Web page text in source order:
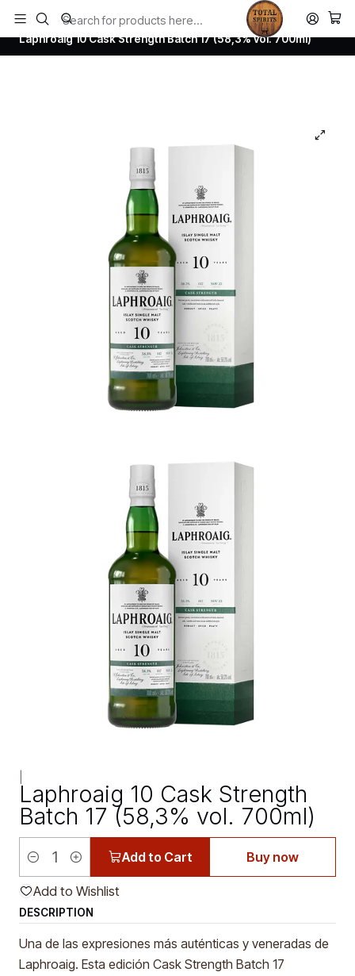
Todos los productos estan en stock. Despachamos a todo Chile.
Home Whisky
Scotch Whisky Islay
Laphroaig 10 Cask Strength Batch 17 (58,3% vol. 700ml)
Laphroaig 10 Cask Strength
Batch 17 (58,3% vol. 700ml)
Quantity
Add to Cart Buy now
Add to Wishlist
DESCRIPTION
Una de las expresiones más auténticas y veneradas de
Laphroaig. Esta edición Cask Strength Batch 17